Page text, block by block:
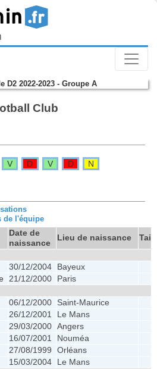
D2 2022-2023 - Groupe A
Club
V D V D N
de l'équipe
Date de
naissance
Lieu de naissance
30/12/2004
Bayeux
21/12/2000
Paris
06/12/2000
Saint-Maurice
26/12/2001
Le Mans
29/03/2000 Angers
16/07/2001
Nouméa
27/08/1999
Orléans
15/03/2004
Le Mans